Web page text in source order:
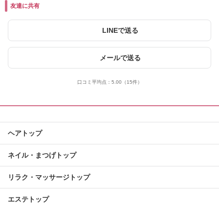
友達に共有
LINEで送る
メールで送る
口コミ平均点： 5.00 （15件）
ヘアトップ
ネイル・まつげトップ
リラク・マッサージトップ
エステトップ